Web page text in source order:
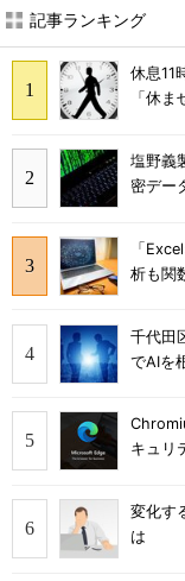
記事ランキング
休息11
「休ま
塩野義
密デー
「
析も関
千代田
でAIを
キュリ
変化す
は